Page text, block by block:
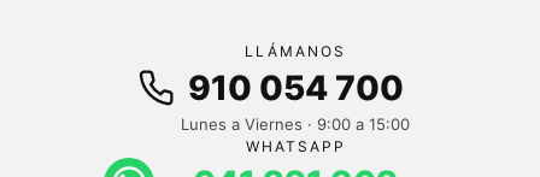
LLÁMANOS
910 054 700
Lunes a Viernes · 9:00 a 15:00
WHATSAPP